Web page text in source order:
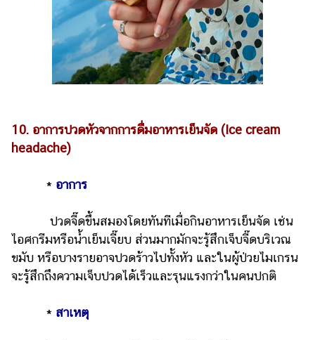
10. อาการปวดหัวจากการดื่มอาหารเย็นจัด (Ice cream
headache)
* อาการ
ปวดจี๊ดขึ้นสมองโดยทันทีเมื่อกินอาหารเย็นจัด เช่น
ไอศกรีมหรือน้ำเย็นเจี๊ยบ ส่วนมากมักจะรู้สึกเจ็บจี๊ดบริเวณ
ขมับ หรือบางรายอาจปวดร้าวไปทั้งหัว และในผู้ป่วยไมเกรน
จะรู้สึกถึงความเจ็บปวดได้เร็วและรุนแรงกว่าในคนปกติ
* สาเหตุ